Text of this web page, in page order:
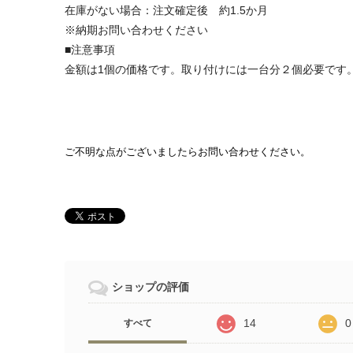
在庫がない場合：注文確定後 約1.5か月
※納期お問い合わせください
■注意事項
金額は1個の価格です。取り付けには一台分２個必要です
ご不明な点がございましたらお問い合わせください。
ショップの評価
すべて 14 0